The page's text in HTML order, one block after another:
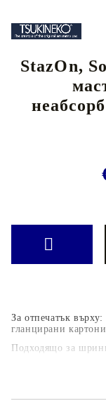
StazOn,
За отпечатък
гланцирани
Подходящо за